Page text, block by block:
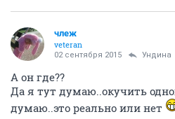
члеж
veteran
02 сентября 2015 Ундинa
А он где??
Да я тут думаю..окучить
думаю..это реально или нет